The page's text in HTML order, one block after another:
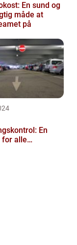
En sund og
måde at
på
En
for alle